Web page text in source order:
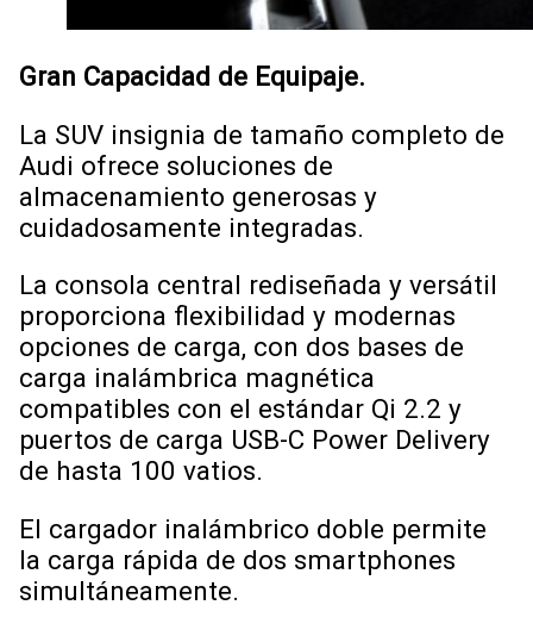
Gran Capacidad de Equipaje.
La SUV insignia de tamaño completo de
Audi ofrece soluciones de
almacenamiento generosas y
cuidadosamente integradas.
La consola central rediseñada y versátil
proporciona flexibilidad y modernas
opciones de carga, con dos bases de
carga inalámbrica magnética
compatibles con el estándar Qi 2.2 y
puertos de carga USB-C Power Delivery
de hasta 100 vatios.
El cargador inalámbrico doble permite
la carga rápida de dos smartphones
simultáneamente.